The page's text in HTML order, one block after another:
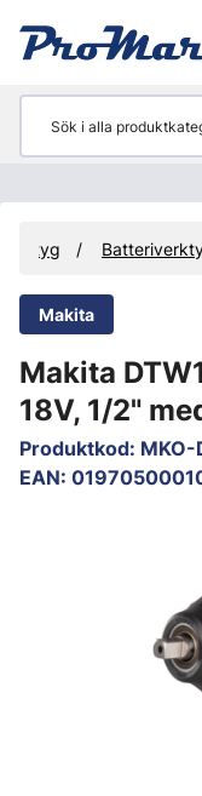
Verktyg
Makita
Makita
18V, 1/2"
Produktkod: MKO-
EAN: